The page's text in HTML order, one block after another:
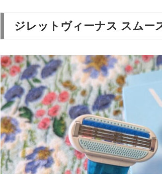
ジレットヴィーナス スムー